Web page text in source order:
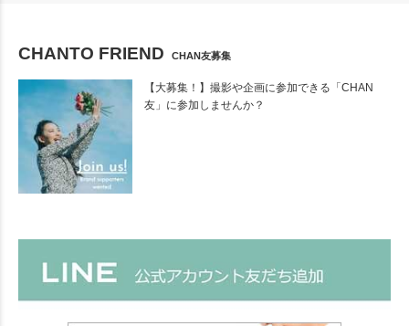
CHANTO FRIEND CHAN友募集
【大募集！】撮影や企画に参加できる「CHAN
友」に参加しませんか？